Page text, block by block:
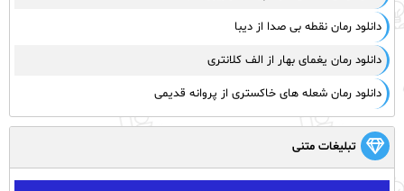
دانلود رمان نقطه بی صدا از دیبا
دانلود رمان یغمای بهار از الف کلانتری
دانلود رمان شعله های خاکستری از پروانه قدیمی
تبلیغات متنی